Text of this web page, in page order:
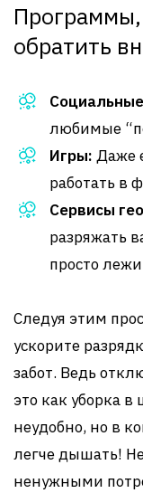
обратить
любимые
Игры: Даже
работать в
Сервисы
разряжать
просто
Следуя этим
ускорите
забот. Ведь
это как уборка
неудобно, но в
легче дышать!
ненужными